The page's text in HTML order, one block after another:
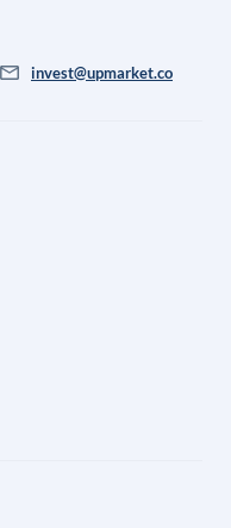
invest@upmarket.co